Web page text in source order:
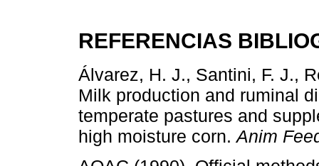
REFERENCIAS
Álvarez, H. J., Santini, F. J.,
Milk production and ruminal
temperate pastures and
high moisture corn.Anim